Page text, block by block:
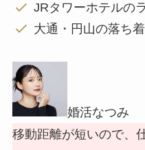
JRタワーホテルの
大通・円山の落ち
婚活なつみ
移動距離が短いので、